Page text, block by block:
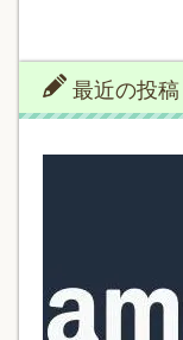
最近の投稿